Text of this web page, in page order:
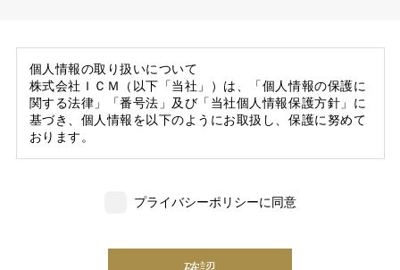
個人情報の取り扱いについて
株式会社ＩＣＭ（以下「当社」）は、「個人情報の保護に
関する法律」「番号法」及び「当社個人情報保護方針」に
基づき、個人情報を以下のようにお取扱し、保護に努めて
おります。
いただいた個人情報の一部を個人データとして保有
プライバシーポリシーに同意